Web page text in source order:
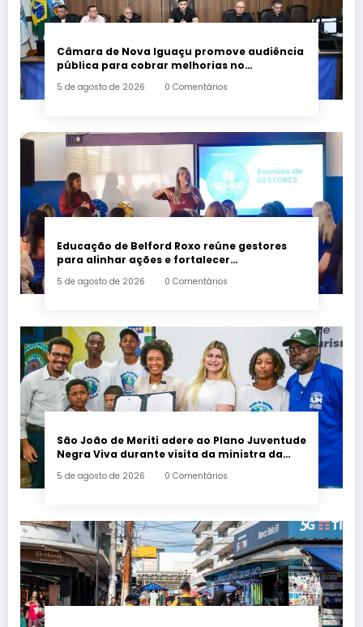
Câmara de Nova Iguaçu promove audiência
pública para cobrar melhorias no
5 de agosto de 2026 0 Comentários
Educação de Belford Roxo reúne gestores
para alinhar ações e fortalecer
5 de agosto de 2026 0 Comentários
São João de Meriti adere ao Plano Juventude
Negra Viva durante visita da ministra da
5 de agosto de 2026 0 Comentários